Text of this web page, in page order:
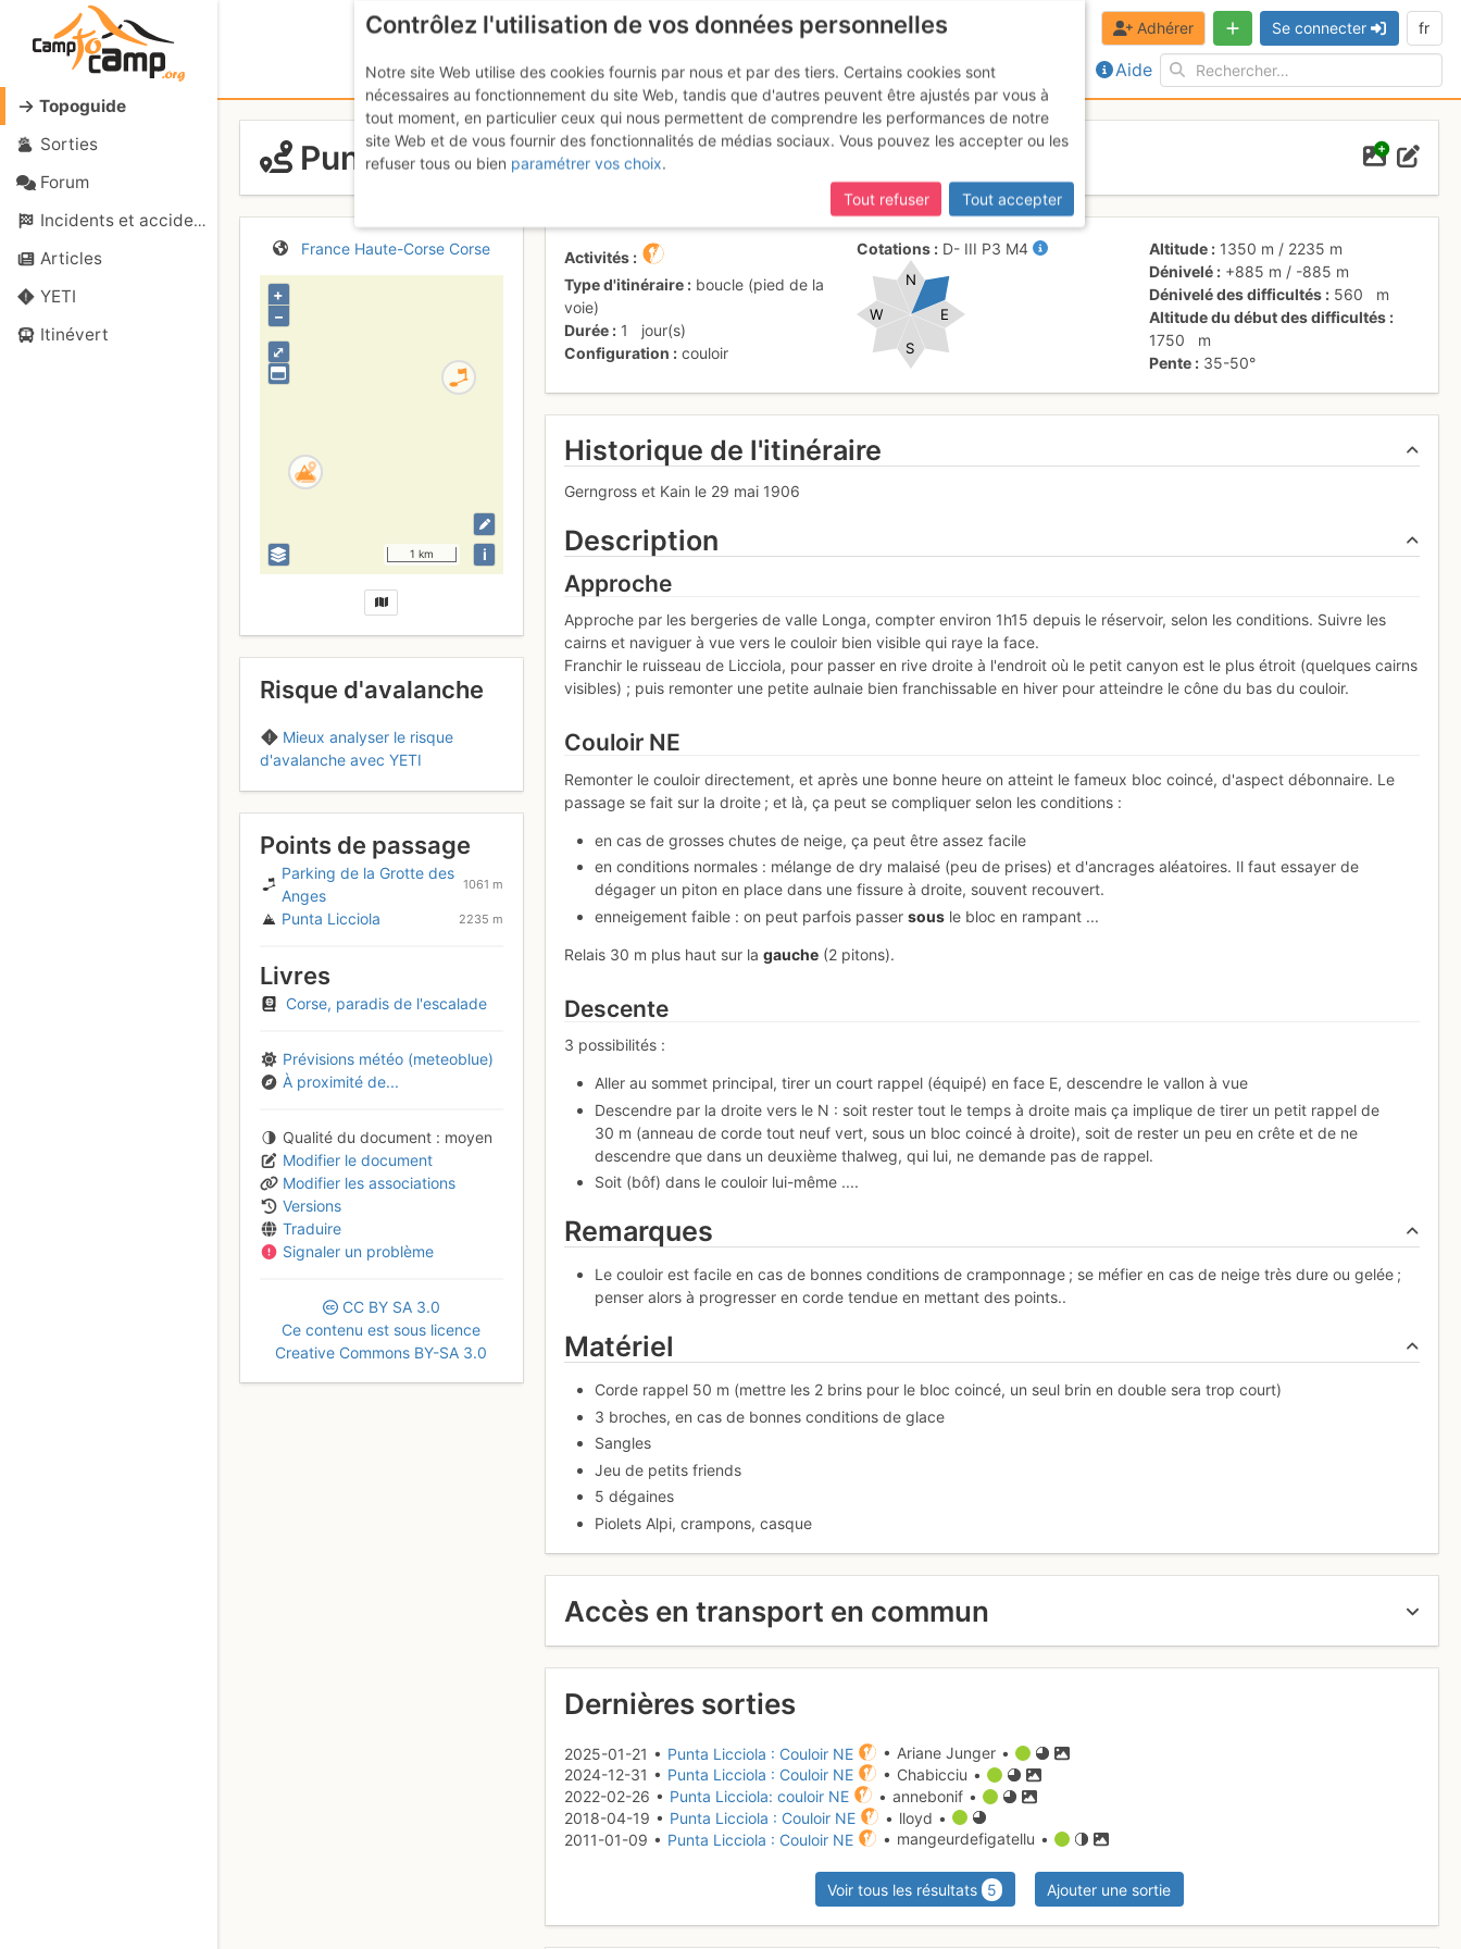
Topoguide
Sorties
Forum
Incidents et accidents
Articles
YETI
Itinévert
Aide
Adhérer Se connecter fr
Punta Licciola : Couloir NE
France Haute-Corse Corse
⤢
+
–
1 km i
Risque d'avalanche
Mieux analyser le risque
d'avalanche avec YETI
Points de passage
Parking de la Grotte des
Anges
1061 m
Punta Licciola 2235 m
Livres
Corse, paradis de l'escalade
Prévisions météo (meteoblue)
À proximité de...
Qualité du document
moyen
Modifier le document
Modifier les associations
Versions
Traduire
Signaler un problème
CC BY SA 3.0
Ce contenu est sous licence
Creative Commons BY-SA 3.0
Activités
Type d'itinéraire
boucle (pied de la
voie)
Durée
1
jour(s)
Configuration
couloir
Cotations D- III P3 M4
E
W
S
N
Altitude 1350 m / 2235 m
Dénivelé
+885 m / -885 m
Dénivelé des difficultés
560
m
Altitude du début des difficultés
1750
m
Pente
35-50°
Historique de l'itinéraire
Gerngross et Kain le 29 mai 1906
Description
Approche
Approche par les bergeries de valle Longa, compter environ 1h15 depuis le réservoir, selon les conditions. Suivre les
cairns et naviguer à vue vers le couloir bien visible qui raye la face.
Franchir le ruisseau de Licciola, pour passer en rive droite à l'endroit où le petit canyon est le plus étroit (quelques cairns
visibles) ; puis remonter une petite aulnaie bien franchissable en hiver pour atteindre le cône du bas du couloir.
Couloir NE
Remonter le couloir directement, et après une bonne heure on atteint le fameux bloc coincé, d'aspect débonnaire. Le
passage se fait sur la droite ; et là, ça peut se compliquer selon les conditions :
en cas de grosses chutes de neige, ça peut être assez facile
en conditions normales : mélange de dry malaisé (peu de prises) et d'ancrages aléatoires. Il faut essayer de
dégager un piton en place dans une fissure à droite, souvent recouvert.
enneigement faible : on peut parfois passersous le bloc en rampant ...
Relais 30 m plus haut sur lagauche (2 pitons).
Descente
3 possibilités :
Aller au sommet principal, tirer un court rappel (équipé) en face E, descendre le vallon à vue
Descendre par la droite vers le N : soit rester tout le temps à droite mais ça implique de tirer un petit rappel de
30 m (anneau de corde tout neuf vert, sous un bloc coincé à droite), soit de rester un peu en crête et de ne
descendre que dans un deuxième thalweg, qui lui, ne demande pas de rappel.
Soit (bôf) dans le couloir lui-même ....
Remarques
Le couloir est facile en cas de bonnes conditions de cramponnage ; se méfier en cas de neige très dure ou gelée ;
penser alors à progresser en corde tendue en mettant des points..
Matériel
Corde rappel 50 m (mettre les 2 brins pour le bloc coincé, un seul brin en double sera trop court)
3 broches, en cas de bonnes conditions de glace
Sangles
Jeu de petits friends
5 dégaines
Piolets Alpi, crampons, casque
Accès en transport en commun
Dernières sorties
2025-01-21 • Punta Licciola : Couloir NE
• Ariane Junger •
2024-12-31 • Punta Licciola : Couloir NE
• Chabicciu •
2022-02-26 • Punta Licciola: couloir NE
• annebonif •
2018-04-19 • Punta Licciola : Couloir NE
• lloyd •
2011-01-09 • Punta Licciola : Couloir NE • mangeurdefigatellu •
Voir tous les résultats 5 Ajouter une sortie
Contrôlez l'utilisation de vos données personnelles
Notre site Web utilise des cookies fournis par nous et par des tiers. Certains cookies sont
nécessaires au fonctionnement du site Web, tandis que d'autres peuvent être ajustés par vous à
tout moment, en particulier ceux qui nous permettent de comprendre les performances de notre
site Web et de vous fournir des fonctionnalités de médias sociaux. Vous pouvez les accepter ou les
refuser tous ou bien paramétrer vos choix.
Tout refuser
Tout accepter